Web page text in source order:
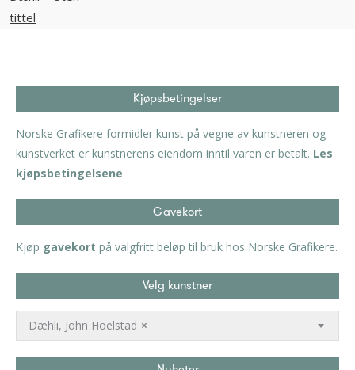
Kjøpsbetingelser
Norske Grafikere formidler kunst på vegne av kunstneren og
kunstverket er kunstnerens eiendom inntil varen er betalt. Les
kjøpsbetingelsene
Gavekort
Kjøp gavekort på valgfritt beløp til bruk hos Norske Grafikere.
Velg kunstner
×
Dæhli, John Hoelstad